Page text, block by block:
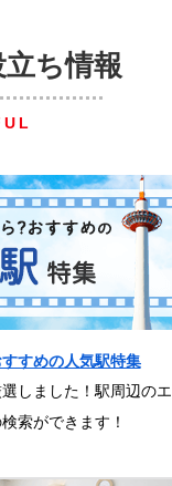
ち情報
すめの人気駅特集
しました！駅周辺のエ
索ができます！